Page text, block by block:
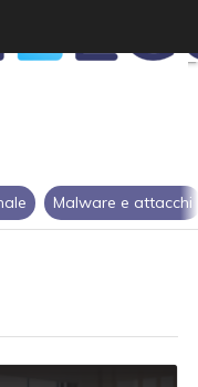
Malware e attacchi